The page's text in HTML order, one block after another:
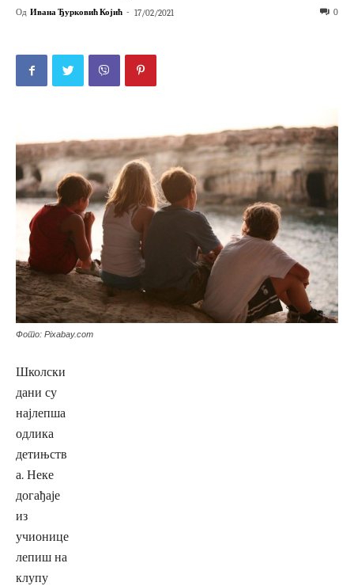
Од Ивана Ђурковић Којић - 17/02/2021 0
Фото: Pixabay.com
Школски
дани су
најлепша
одлика
детињств
а. Неке
догађаје
из
учионице
лепиш на
клупу